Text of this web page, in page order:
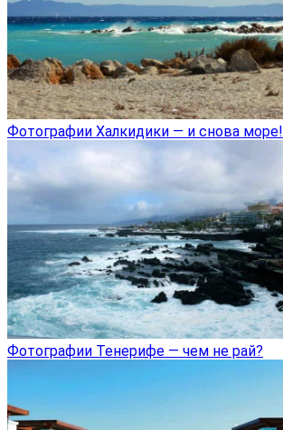
Фотографии Халкидики — и снова море!
Фотографии Тенерифе — чем не рай?